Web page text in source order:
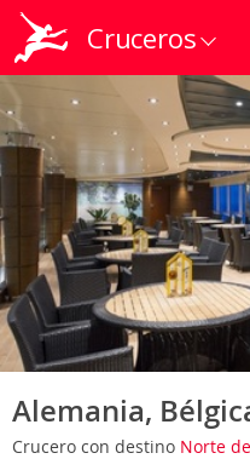
Cruceros
Alemania,
Crucero con destino Norte